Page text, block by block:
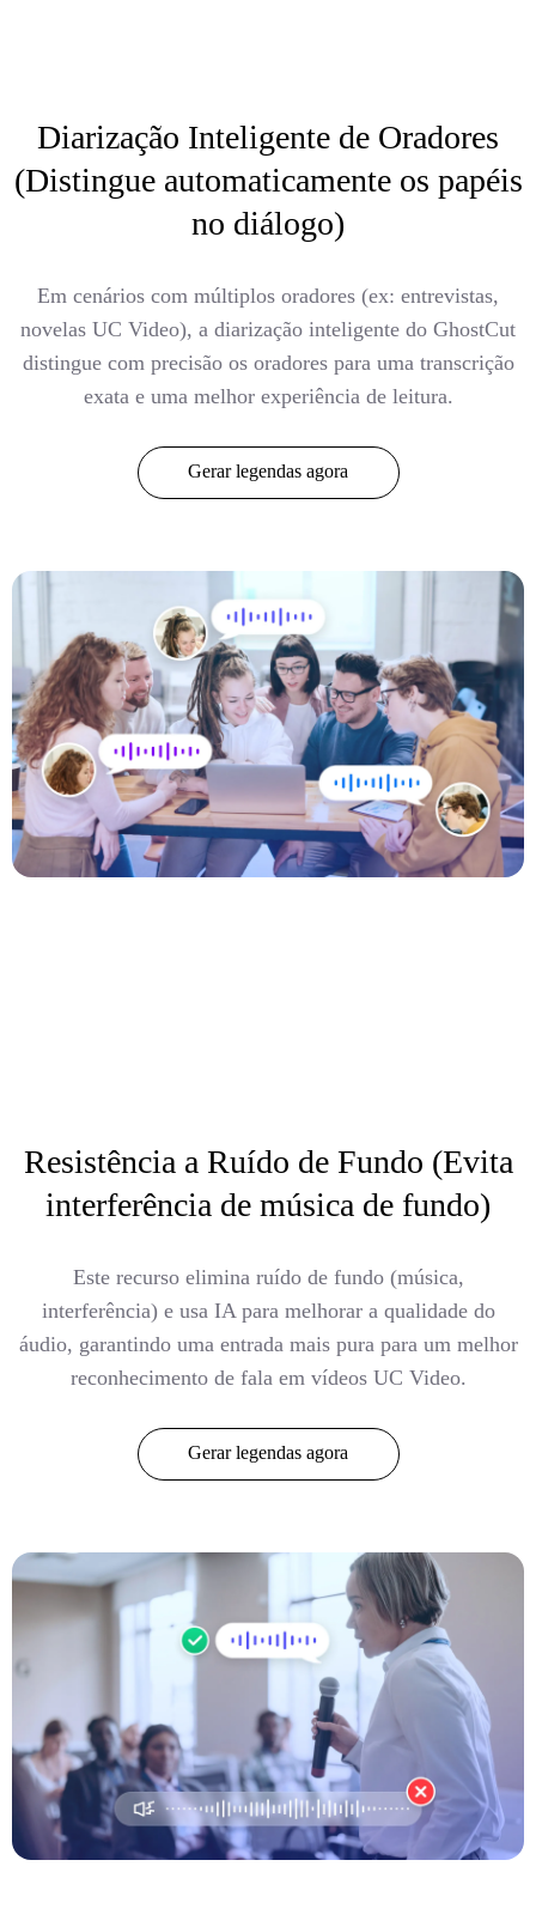
Diarização Inteligente de Oradores
(Distingue automaticamente os papéis
no diálogo)
Em cenários com múltiplos oradores (ex: entrevistas,
novelas UC Video), a diarização inteligente do GhostCut
distingue com precisão os oradores para uma transcrição
exata e uma melhor experiência de leitura.
Gerar legendas agora
Resistência a Ruído de Fundo (Evita
interferência de música de fundo)
Este recurso elimina ruído de fundo (música,
interferência) e usa IA para melhorar a qualidade do
áudio, garantindo uma entrada mais pura para um melhor
reconhecimento de fala em vídeos UC Video.
Gerar legendas agora